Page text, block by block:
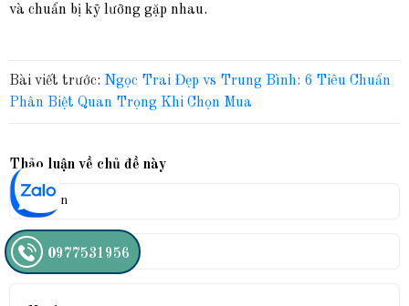
và chuẩn bị kỹ lưỡng gặp nhau.
Bài viết trước: Ngọc Trai Đẹp vs Trung Bình: 6 Tiêu Chuẩn
Phân Biệt Quan Trọng Khi Chọn Mua
Thảo luận về chủ đề này
0977531956